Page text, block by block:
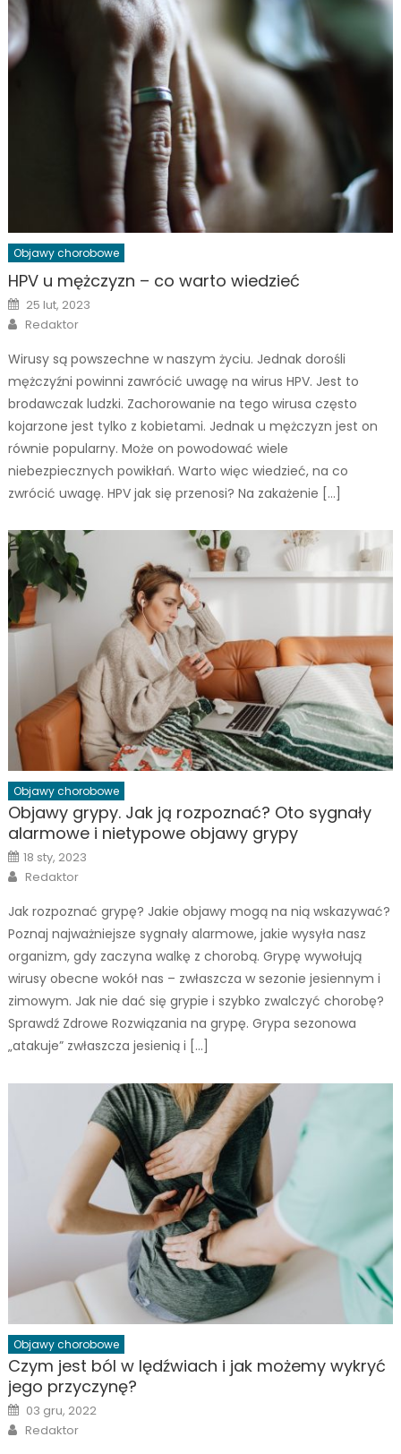
Objawy chorobowe
HPV u mężczyzn – co warto wiedzieć
Posted
on
25 lut, 2023
Author
Redaktor
Wirusy są powszechne w naszym życiu. Jednak dorośli
mężczyźni powinni zawrócić uwagę na wirus HPV. Jest to
brodawczak ludzki. Zachorowanie na tego wirusa często
kojarzone jest tylko z kobietami. Jednak u mężczyzn jest on
równie popularny. Może on powodować wiele
niebezpiecznych powikłań. Warto więc wiedzieć, na co
zwrócić uwagę. HPV jak się przenosi? Na zakażenie […]
Objawy chorobowe
Objawy grypy. Jak ją rozpoznać? Oto sygnały
alarmowe i nietypowe objawy grypy
Posted
on
18 sty, 2023
Author
Redaktor
Jak rozpoznać grypę? Jakie objawy mogą na nią wskazywać?
Poznaj najważniejsze sygnały alarmowe, jakie wysyła nasz
organizm, gdy zaczyna walkę z chorobą. Grypę wywołują
wirusy obecne wokół nas – zwłaszcza w sezonie jesiennym i
zimowym. Jak nie dać się grypie i szybko zwalczyć chorobę?
Sprawdź Zdrowe Rozwiązania na grypę. Grypa sezonowa
„atakuje” zwłaszcza jesienią i […]
Objawy chorobowe
Czym jest ból w lędźwiach i jak możemy wykryć
jego przyczynę?
Posted
on
03 gru, 2022
Author
Redaktor